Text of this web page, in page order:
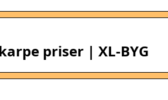
priser | XL-BYG